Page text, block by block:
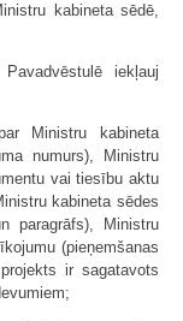
kabineta sēdē,
iekļauj
Ministru kabineta
numurs), Ministru
vai tiesību aktu
kabineta sēdes
paragrāfs), Ministru
(pieņemšanas
ir sagatavots